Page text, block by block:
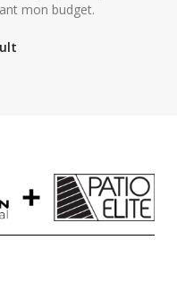
mon budget.